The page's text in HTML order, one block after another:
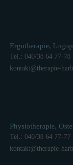
Ergotherapie,
Tel.: 040/38 64 77-78
kontakt@therapie-
Physiotherapie,
Tel.: 040/38 64 77-77
kontakt@therapie-